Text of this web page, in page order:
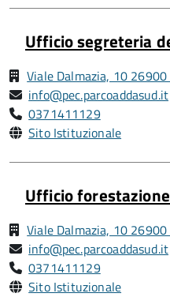
Ufficio segreteria
Viale Dalmazia, 10 26900
info@pec.parcoaddasud.it
0371411129
Sito Istituzionale
Ufficio
Viale Dalmazia, 10 26900
info@pec.parcoaddasud.it
0371411129
Sito Istituzionale